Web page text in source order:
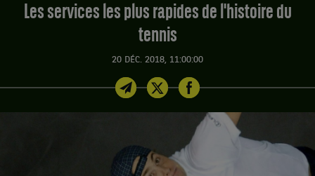
Accueil
Les services les plus rapides de l'histoire du
tennis
20 DÉC. 2018, 11:00:00